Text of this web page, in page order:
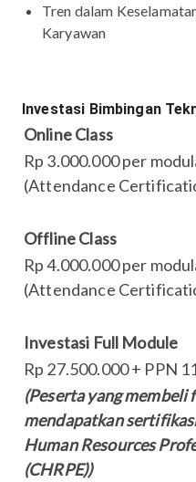
Tren dalam
Karyawan
Investasi Bimbingan
Online Class
Rp 3.000.000 per
(Attendance
Offline Class
Rp 4.000.000 per
(Attendance
Investasi Full Module
Rp 27.500.000 + PPN
(Peserta yang membeli
mendapatkan
Human Resources
(CHRPE))